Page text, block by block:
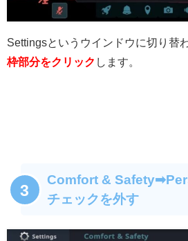
Settingsというウインドウに切り替
枠部分をクリック します。
3
Comfort &
チェックを外す